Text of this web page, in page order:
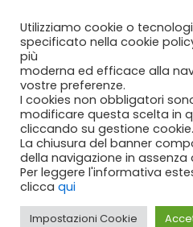
contenuto
Utilizziamo cookie o
specificato nella cookie
più
moderna ed efficace alla
vostre preferenze.
I cookies non obbligatori
modificare questa scelta in
cliccando su gestione cookie.
La chiusura del banner
della navigazione in assenza
Per leggere l'informativa
clicca qui
Impostazioni Cookie